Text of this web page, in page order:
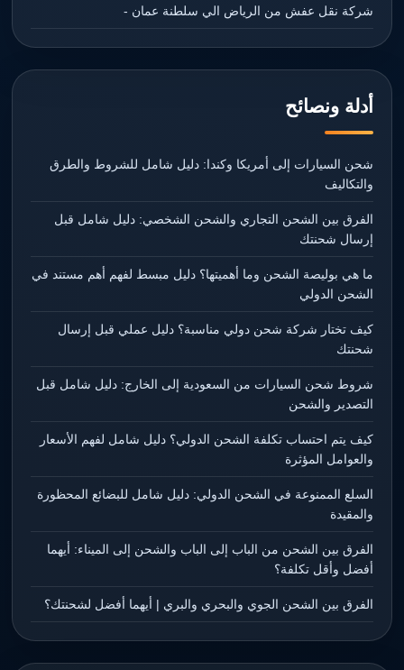
شركة نقل عفش من الرياض الي سلطنة عمان -
أدلة ونصائح
شحن السيارات إلى أمريكا وكندا: دليل شامل للشروط والطرق
والتكاليف
الفرق بين الشحن التجاري والشحن الشخصي: دليل شامل قبل
إرسال شحنتك
ما هي بوليصة الشحن وما أهميتها؟ دليل مبسط لفهم أهم مستند في
الشحن الدولي
كيف تختار شركة شحن دولي مناسبة؟ دليل عملي قبل إرسال
شحنتك
شروط شحن السيارات من السعودية إلى الخارج: دليل شامل قبل
التصدير والشحن
كيف يتم احتساب تكلفة الشحن الدولي؟ دليل شامل لفهم الأسعار
والعوامل المؤثرة
السلع الممنوعة في الشحن الدولي: دليل شامل للبضائع المحظورة
والمقيدة
الفرق بين الشحن من الباب إلى الباب والشحن إلى الميناء: أيهما
أفضل وأقل تكلفة؟
الفرق بين الشحن الجوي والبحري والبري | أيهما أفضل لشحنتك؟